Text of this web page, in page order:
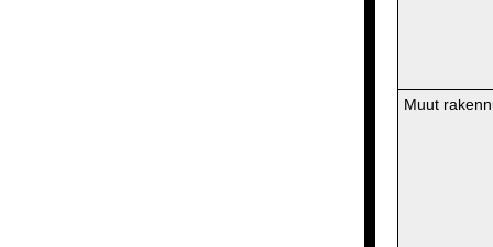
Muut